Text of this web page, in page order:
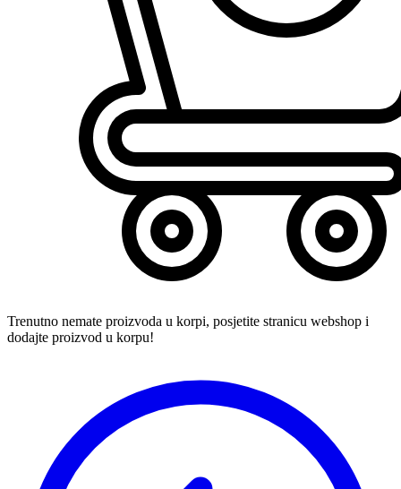
Trenutno nemate proizvoda u korpi, posjetite stranicu webshop i
dodajte proizvod u korpu!